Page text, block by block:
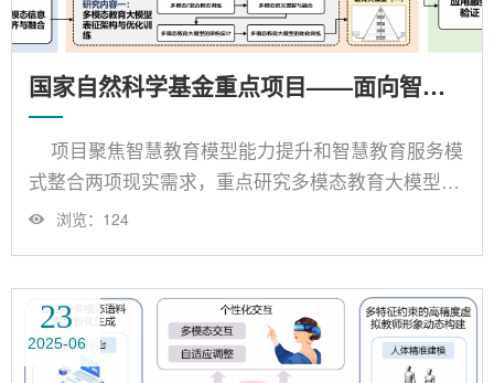
国家自然科学基金重点项目——面向智慧教育的多模态模型构建方法
项目聚焦智慧教育模型能力提升和智慧教育服务模
式整合两项现实需求，重点研究多模态教育大模型表
征架构与优化方法、知识森林推理反馈的大模型知识
评与服务验证五个课题，旨在打造“1+M”智慧教育模
型新形态和“1+M+N”智慧教育服务新模式。 首创教育
大模型塔式构建法，有望突破领域微调局限、揭示涌
浏览： 124
23
2025-06